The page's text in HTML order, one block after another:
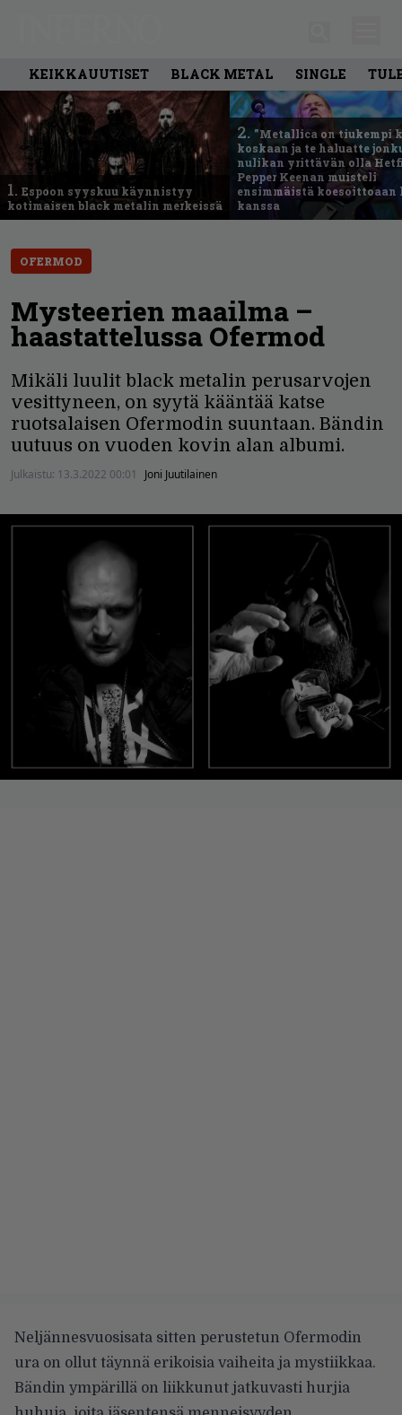
KEIKKAUUTISET BLACK METAL SINGLE
1. Espoon syyskuu käynnistyy
kotimaisen black metalin merkeissä
2. ”Metallica on tiukempi
koskaan ja te haluatte
nulikan yrittävän olla
Pepper Keenan muisteli
ensimmäistä
kanssa
OFERMOD
Mysteerien maailma –
haastattelussa Ofermod
Mikäli luulit black metalin perusarvojen
vesittyneen, on syytä kääntää katse
ruotsalaisen Ofermodin suuntaan. Bändin
uutuus on vuoden kovin alan albumi.
Julkaistu: 13.3.2022 00:01 Joni Juutilainen
Neljännesvuosisata sitten perustetun Ofermodin
ura on ollut täynnä erikoisia vaiheita ja mystiikkaa.
Bändin ympärillä on liikkunut jatkuvasti hurjia